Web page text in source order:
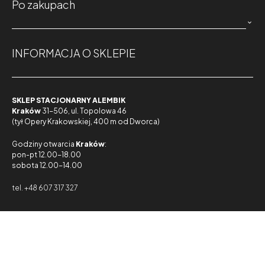
Po zakupach

INFORMACJA O SKLEPIE
SKLEP STACJONARNY ALEMBIK
Kraków 31-506, ul. Topolowa 46
(tył Opery Krakowskiej, 400 m od Dworca)
Godziny otwarcia Kraków:
pon-pt 12.00-18.00
sobota 12.00-14.00
tel. +48 607 317 327